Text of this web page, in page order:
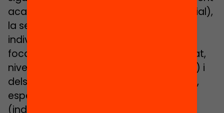
acadèmic, professional, personal o social),
la seva metodologia (planificació
individual, guies curriculars, serveis
focalitzats), perfil dels participants (edat,
nivell acadèmic, perfil sociodemogràfic) i
dels responsables (professorat ordinari,
especialistes, personal extern), format
(individual o col·lectiu) i durada.